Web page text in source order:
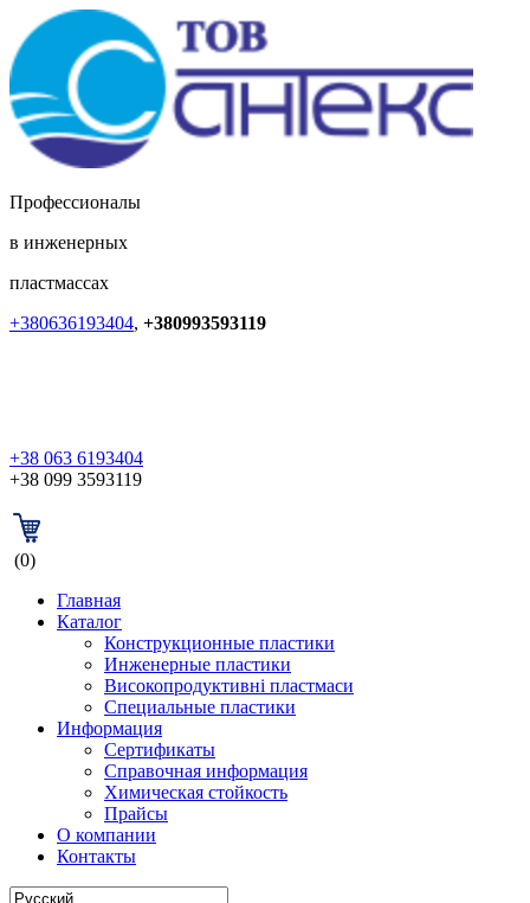
Профессионалы
в инженерных
пластмассах
+380636193404, +380993593119
+38 063 6193404
+38 099 3593119
(0)
Главная
Каталог
Конструкционные пластики
Инженерные пластики
Високопродуктивні пластмаси
Специальные пластики
Информация
Сертификаты
Справочная информация
Химическая стойкость
Прайсы
О компании
Контакты